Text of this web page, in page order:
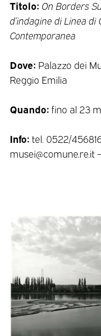
Titolo: On Borders
d’indagine di Linea di
Contemporanea
Dove: Palazzo dei
Reggio Emilia
Quando: fino al 23
Info: tel. 0522/
musei@comune.re.it